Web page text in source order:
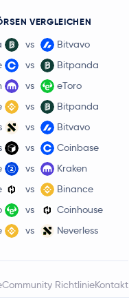
VERGLEICHEN
vs
Bitvavo
vs
Bitpanda
vs
eToro
vs
Bitpanda
vs
Bitvavo
vs
Coinbase
vs
Kraken
vs
Binance
vs
Coinhouse
vs Neverless
Community RichtlinieKontakt